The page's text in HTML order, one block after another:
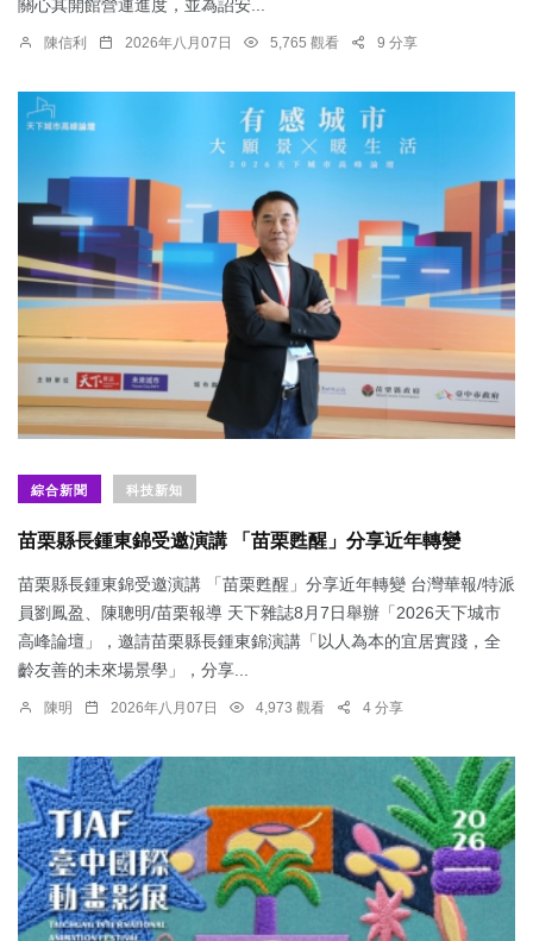
關心其開館營運進度，並為詔安...
陳信利 2026年八月07日 5,765 觀看 9 分享
綜合新聞 科技新知
苗栗縣長鍾東錦受邀演講 「苗栗甦醒」分享近年轉變
苗栗縣長鍾東錦受邀演講 「苗栗甦醒」分享近年轉變 台灣華報/特派
員劉鳳盈、陳聰明/苗栗報導 天下雜誌8月7日舉辦「2026天下城市
高峰論壇」，邀請苗栗縣長鍾東錦演講「以人為本的宜居實踐，全
齡友善的未來場景學」，分享...
陳明 2026年八月07日 4,973 觀看 4 分享